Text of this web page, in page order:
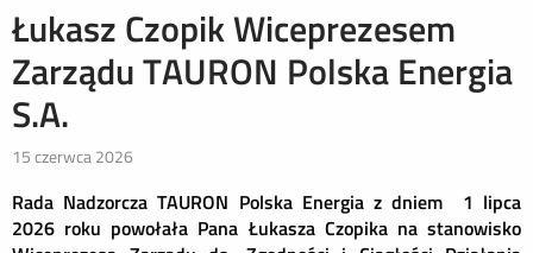
Łukasz Czopik Wiceprezesem
Zarządu TAURON Polska Energia
S.A.
15 czerwca 2026
Rada Nadzorcza TAURON Polska Energia z dniem 1 lipca
2026 roku powołała Pana Łukasza Czopika na stanowisko